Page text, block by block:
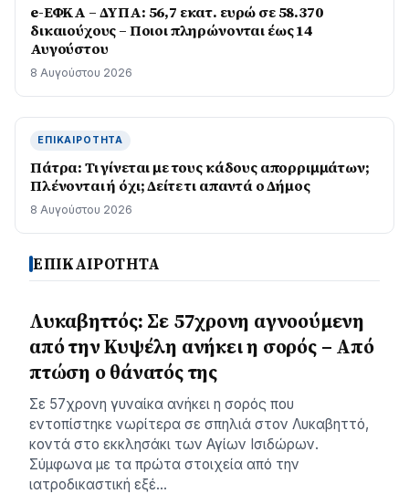
e-ΕΦΚΑ – ΔΥΠΑ: 56,7 εκατ. ευρώ σε 58.370
δικαιούχους – Ποιοι πληρώνονται έως 14
Αυγούστου
8 Αυγούστου 2026
ΕΠΙΚΑΙΡΌΤΗΤΑ
Πάτρα: Τι γίνεται με τους κάδους απορριμμάτων;
Πλένονται ή όχι; Δείτε τι απαντά ο Δήμος
8 Αυγούστου 2026
ΕΠΙΚΑΙΡΟΤΗΤΑ
Λυκαβηττός: Σε 57χρονη αγνοούμενη
από την Κυψέλη ανήκει η σορός – Από
πτώση ο θάνατός της
Σε 57χρονη γυναίκα ανήκει η σορός που
εντοπίστηκε νωρίτερα σε σπηλιά στον Λυκαβηττό,
κοντά στο εκκλησάκι των Αγίων Ισιδώρων.
Σύμφωνα με τα πρώτα στοιχεία από την
ιατροδικαστική εξέ…